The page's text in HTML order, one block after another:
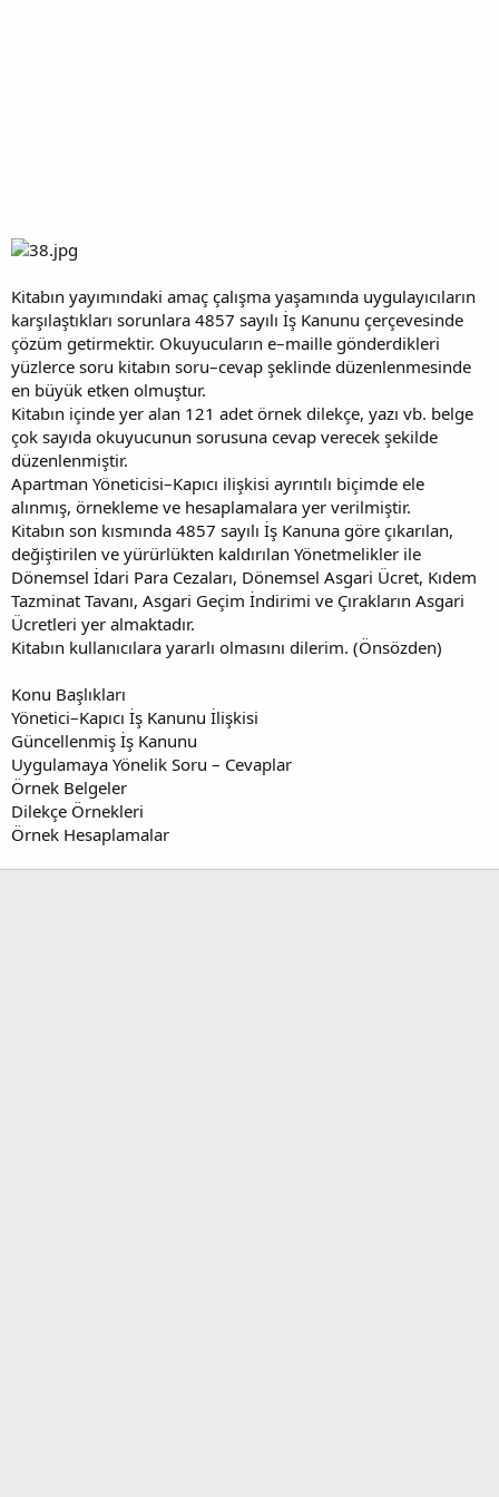
Kitabın yayımındaki amaç çalışma yaşamında uygulayıcıların
karşılaştıkları sorunlara 4857 sayılı İş Kanunu çerçevesinde
çözüm getirmektir. Okuyucuların e–maille gönderdikleri
yüzlerce soru kitabın soru–cevap şeklinde düzenlenmesinde
en büyük etken olmuştur.
Kitabın içinde yer alan 121 adet örnek dilekçe, yazı vb. belge
çok sayıda okuyucunun sorusuna cevap verecek şekilde
düzenlenmiştir.
Apartman Yöneticisi–Kapıcı ilişkisi ayrıntılı biçimde ele
alınmış, örnekleme ve hesaplamalara yer verilmiştir.
Kitabın son kısmında 4857 sayılı İş Kanuna göre çıkarılan,
değiştirilen ve yürürlükten kaldırılan Yönetmelikler ile
Dönemsel İdari Para Cezaları, Dönemsel Asgari Ücret, Kıdem
Tazminat Tavanı, Asgari Geçim İndirimi ve Çırakların Asgari
Ücretleri yer almaktadır.
Kitabın kullanıcılara yararlı olmasını dilerim. (Önsözden)
Konu Başlıkları
Yönetici–Kapıcı İş Kanunu İlişkisi
Güncellenmiş İş Kanunu
Uygulamaya Yönelik Soru – Cevaplar
Örnek Belgeler
Dilekçe Örnekleri
Örnek Hesaplamalar